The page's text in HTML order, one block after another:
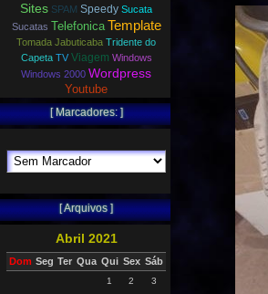
Sites SPAM Speedy Sucata
Sucatas Telefonica Template
Tomada Jabuticaba Tridente do
Capeta TV Viagem Windows
Windows 2000 Wordpress
Youtube
[ Marcadores: ]
[ Arquivos ]
Abril 2021
Dom Seg Ter Qua Qui Sex Sáb
1 2 3